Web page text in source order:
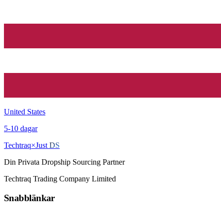
United States
5-10 dagar
Techtraq×Just DS
Din Privata Dropship Sourcing Partner
Techtraq Trading Company Limited
Snabblänkar